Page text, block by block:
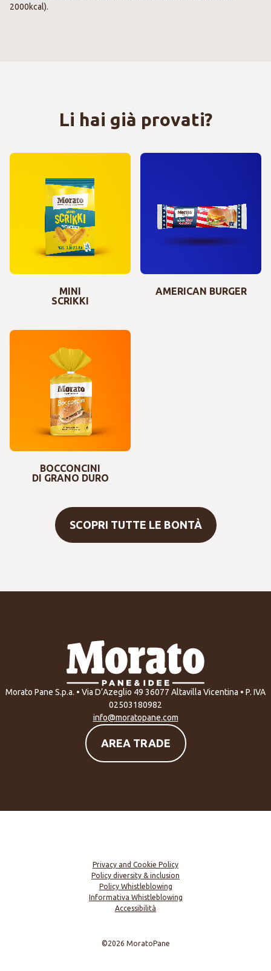
2000kcal).
Li hai già provati?
MINI
SCRIKKI
AMERICAN BURGER
BOCCONCINI
DI GRANO DURO
SCOPRI TUTTE LE BONTÀ
Morato Pane S.p.a. • Via D’Azeglio 49 36077 Altavilla Vicentina • P. IVA
02503180982
info@moratopane.com
AREA TRADE
Privacy and Cookie Policy
Policy diversity & inclusion
Policy Whistleblowing
Informativa Whistleblowing
Accessibilità
©2026 MoratoPane